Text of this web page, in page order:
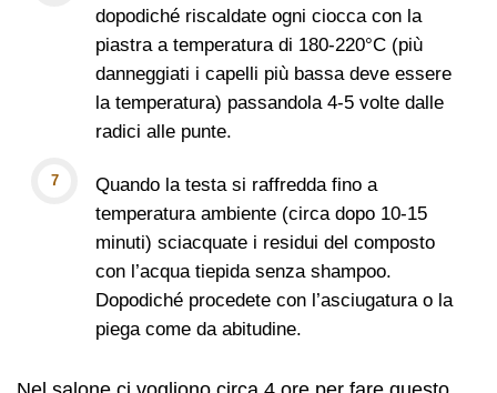
dopodiché riscaldate ogni ciocca con la
piastra a temperatura di 180-220°С (più
danneggiati i capelli più bassa deve essere
la temperatura) passandola 4-5 volte dalle
radici alle punte.
Quando la testa si raffredda fino a
temperatura ambiente (circa dopo 10-15
minuti) sciacquate i residui del composto
con l’acqua tiepida senza shampoo.
Dopodiché procedete con l’asciugatura o la
piega come da abitudine.